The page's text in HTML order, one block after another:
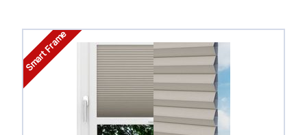
Smart Frame